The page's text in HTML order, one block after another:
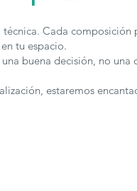
Cada composición
tu espacio.
buena decisión, no una
estaremos